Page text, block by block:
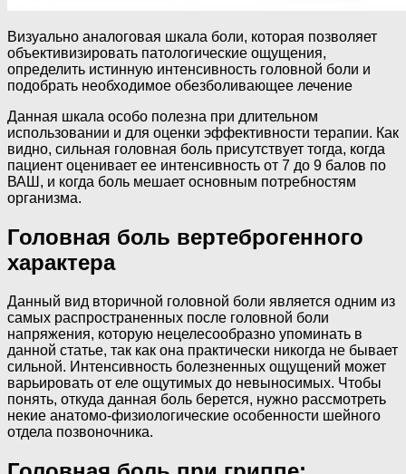
Визуально аналоговая шкала боли, которая позволяет
объективизировать патологические ощущения,
определить истинную интенсивность головной боли и
подобрать необходимое обезболивающее лечение
Данная шкала особо полезна при длительном
использовании и для оценки эффективности терапии. Как
видно, сильная головная боль присутствует тогда, когда
пациент оценивает ее интенсивность от 7 до 9 балов по
ВАШ, и когда боль мешает основным потребностям
организма.
Головная боль вертеброгенного
характера
Данный вид вторичной головной боли является одним из
самых распространенных после головной боли
напряжения, которую нецелесообразно упоминать в
данной статье, так как она практически никогда не бывает
сильной. Интенсивность болезненных ощущений может
варьировать от еле ощутимых до невыносимых. Чтобы
понять, откуда данная боль берется, нужно рассмотреть
некие анатомо-физиологические особенности шейного
отдела позвоночника.